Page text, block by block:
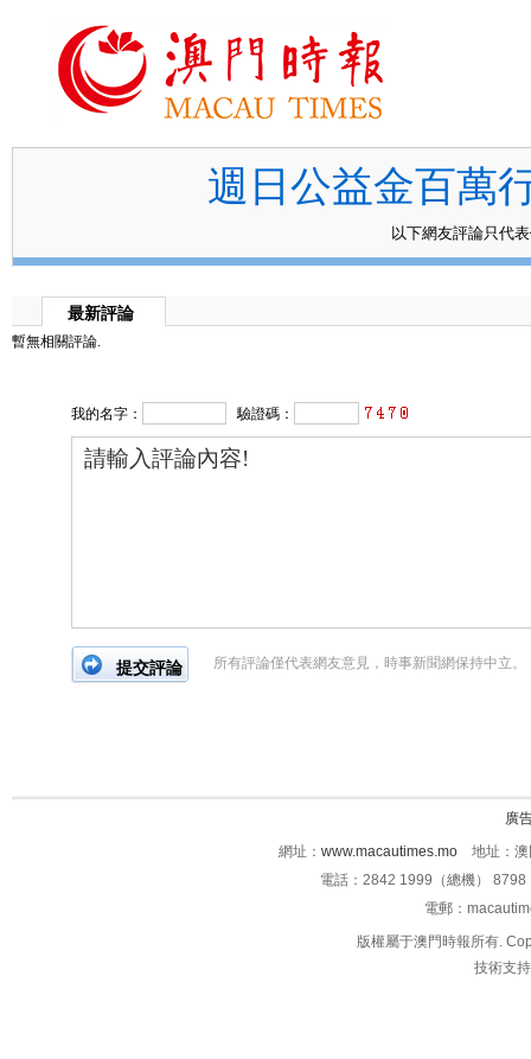
週日公益金百萬
以下網友評論只代
最新評論
暫無相關評論.
我的名字： 驗證碼：
所有評論僅代表網友意見，時事新聞網保持中立。
廣
網址： www.macautimes.mo 地址：澳
電話：2842 1999（總機）
電郵：
版權屬于澳門時報所有.
技術支